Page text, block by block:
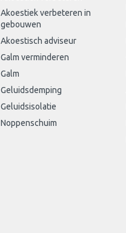
Akoestiek verbeteren in
gebouwen
Akoestisch adviseur
Galm verminderen
Galm
Geluidsdemping
Geluidsisolatie
Noppenschuim